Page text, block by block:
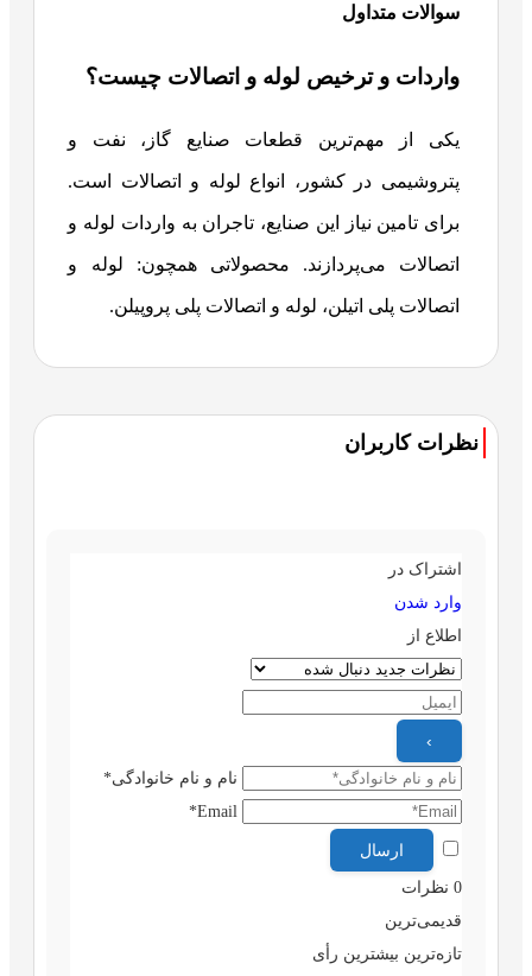
سوالات متداول
واردات و ترخیص لوله و اتصالات چیست؟
یکی از مهم‌ترین قطعات صنایع گاز، نفت و
پتروشیمی در کشور، انواع لوله و اتصالات است.
برای تامین نیاز این صنایع، تاجران به واردات لوله و
اتصالات می‌پردازند. محصولاتی همچون: لوله و
اتصالات پلی اتیلن، لوله و اتصالات پلی پروپیلن.
نظرات کاربران
اشتراک در
وارد شدن
اطلاع از
نام و نام خانوادگی*
Email*
0 نظرات
قدیمی‌ترین
تازه‌ترین بیشترین رأی